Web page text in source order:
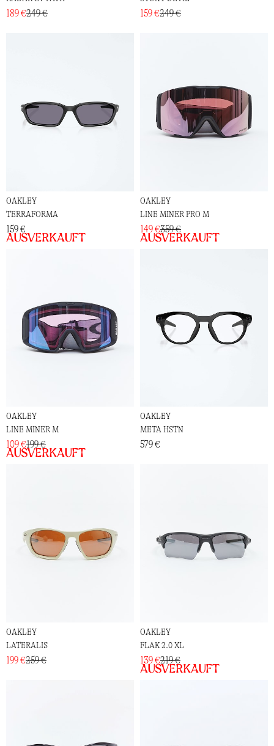
189 €249 € 159 €249 €
OAKLEY
TERRAFORMA
159 €
Ausverkauft
OAKLEY
LINE MINER PRO M
149 €359 €
Ausverkauft
OAKLEY
LINE MINER M
109 €199 €
Ausverkauft
OAKLEY
META HSTN
579 €
OAKLEY
LATERALIS
199 €259 €
OAKLEY
FLAK 2.0 XL
139 €219 €
Ausverkauft